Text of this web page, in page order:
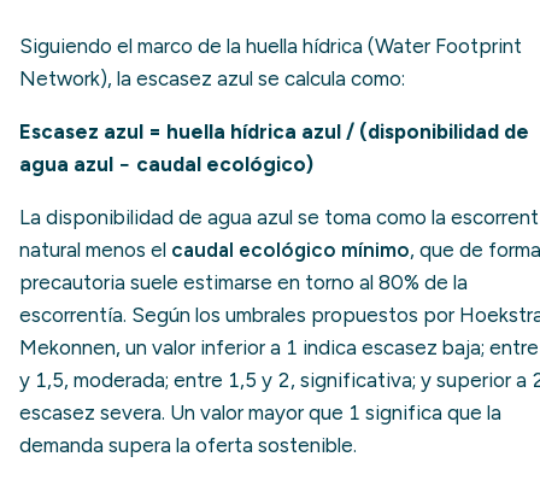
Siguiendo el marco de la huella hídrica (Water Footprint
Network), la escasez azul se calcula como:
Escasez azul = huella hídrica azul / (disponibilidad de
agua azul − caudal ecológico)
La disponibilidad de agua azul se toma como la
natural menos el caudal ecológico mínimo, que de forma
precautoria suele estimarse en torno al 80% de la
escorrentía. Según los umbrales propuestos por
Mekonnen, un valor inferior a 1 indica escasez baja;
y 1,5, moderada; entre 1,5 y 2, significativa; y superior a
escasez severa. Un valor mayor que 1 significa que la
demanda supera la oferta sostenible.